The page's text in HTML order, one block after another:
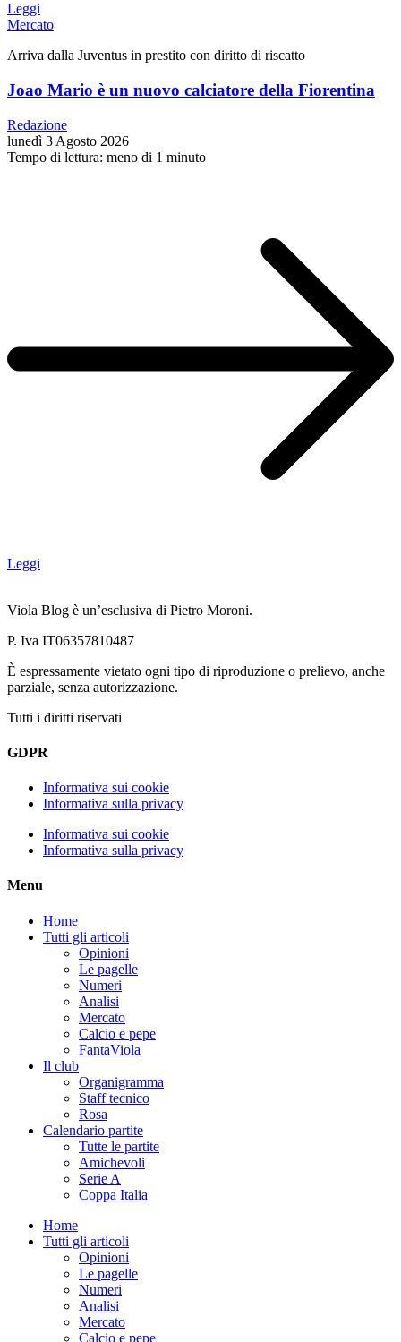
Leggi
Mercato
Arriva dalla Juventus in prestito con diritto di riscatto
Joao Mario è un nuovo calciatore della Fiorentina
Redazione
lunedì 3 Agosto 2026
Tempo di lettura: meno di 1 minuto
Leggi
Viola Blog è un’esclusiva di Pietro Moroni.
P. Iva IT06357810487
È espressamente vietato ogni tipo di riproduzione o prelievo, anche
parziale, senza autorizzazione.
Tutti i diritti riservati
GDPR
Informativa sui cookie
Informativa sulla privacy
Informativa sui cookie
Informativa sulla privacy
Menu
Home
Tutti gli articoli
Opinioni
Le pagelle
Numeri
Analisi
Mercato
Calcio e pepe
FantaViola
Il club
Organigramma
Staff tecnico
Rosa
Calendario partite
Tutte le partite
Amichevoli
Serie A
Coppa Italia
Home
Tutti gli articoli
Opinioni
Le pagelle
Numeri
Analisi
Mercato
Calcio e pepe